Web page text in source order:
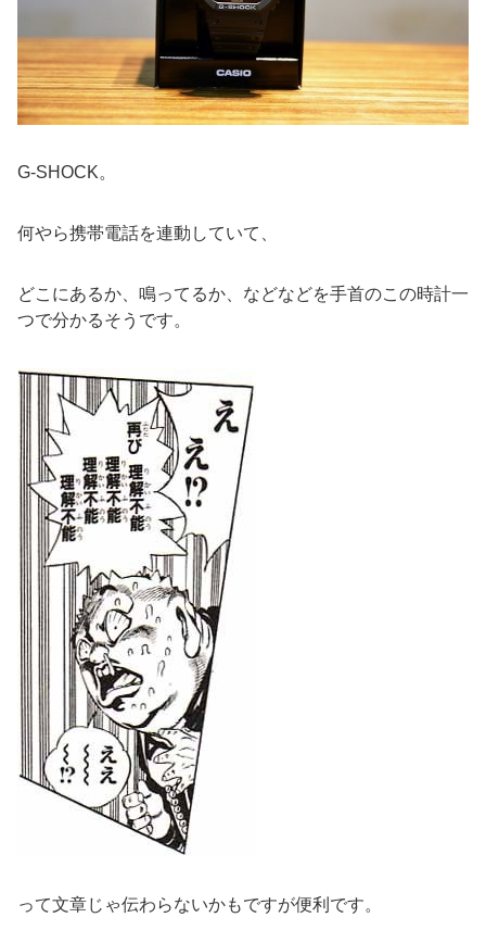
G-SHOCK。
何やら携帯電話を連動していて、
どこにあるか、鳴ってるか、などなどを手首のこの時計一
つで分かるそうです。
って文章じゃ伝わらないかもですが便利です。